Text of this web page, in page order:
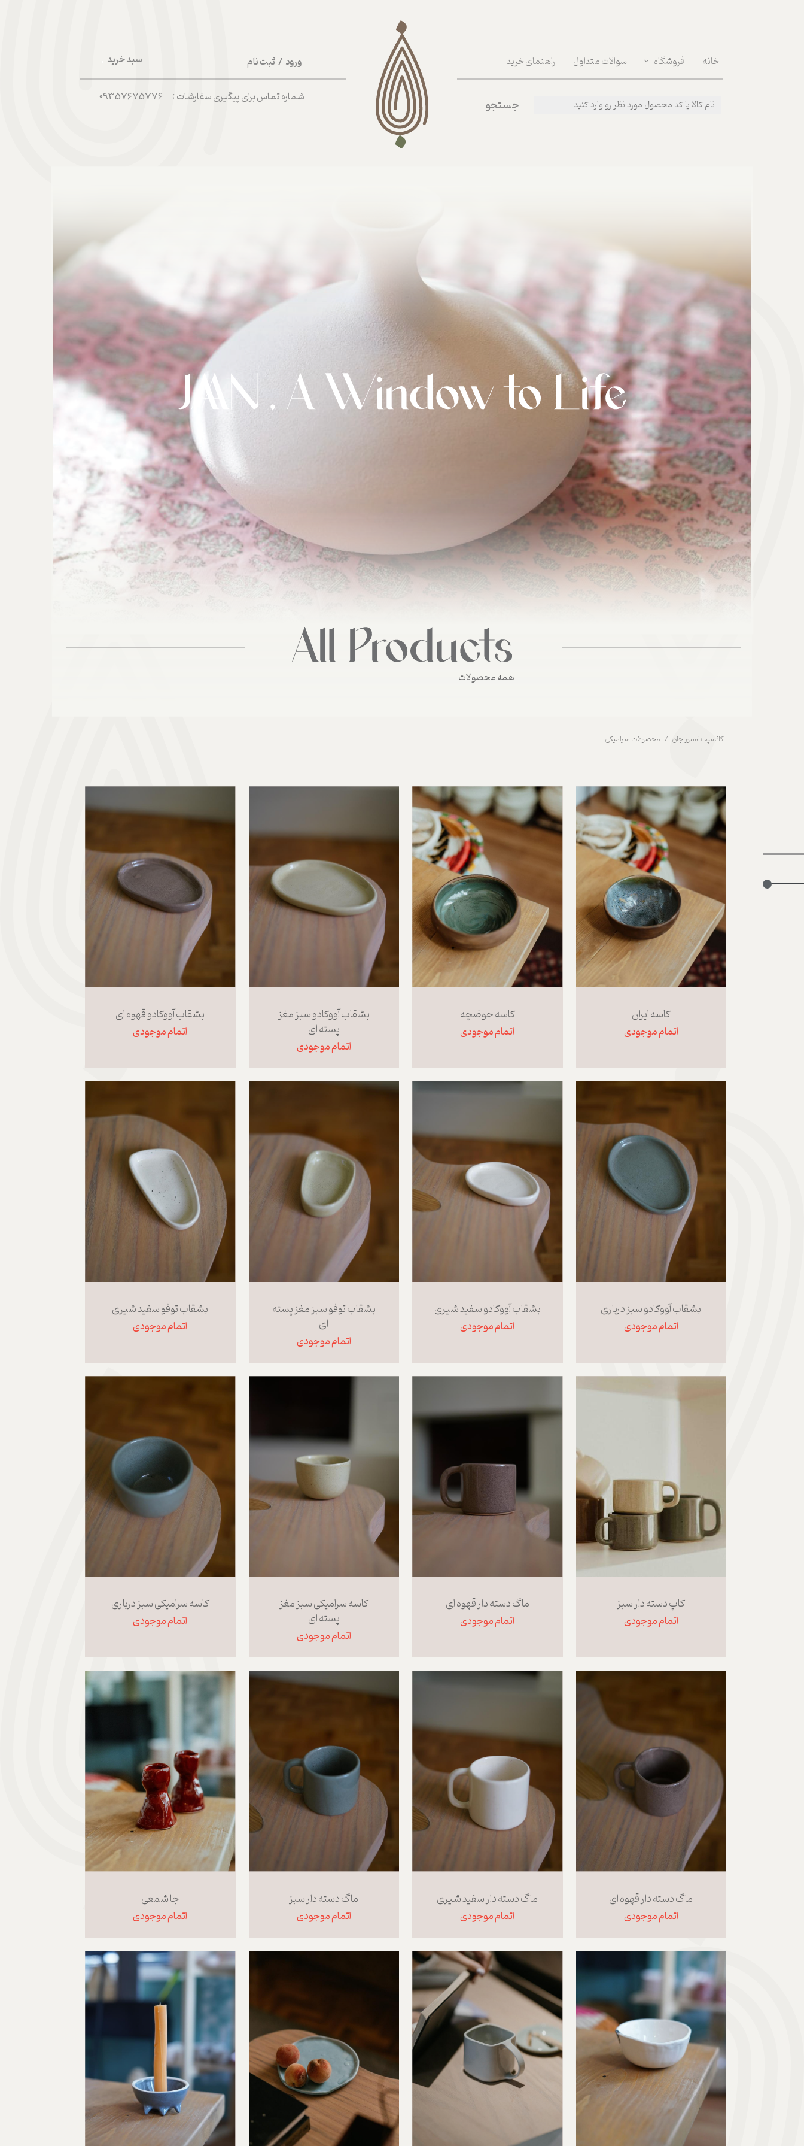
سبد خرید ورود / ثبت نام
حساب کاربری من
تغییر گذر واژه
خانه فروشگاه سوالات متداول راهنمای خرید
شماره تماس برای پیگیری سفارشات : 09357675776
جستجو
همه محصولات
کانسپت استور جان محصولات سرامیکی
کاسه ایران
اتمام موجودی
کاسه حوضچه
اتمام موجودی
بشقاب آووکادو سبز مغز
پسته ای
اتمام موجودی
بشقاب آووکادو قهوه ای
اتمام موجودی
بشقاب آووکادو سبز درباری
اتمام موجودی
بشقاب آووکادو سفید شیری
اتمام موجودی
بشقاب توفو سبز مغز پسته
ای
اتمام موجودی
بشقاب توفو سفید شیری
اتمام موجودی
کاپ دسته دار سبز
اتمام موجودی
ماگ دسته دار قهوه ای
اتمام موجودی
کاسه سرامیکی سبز مغز
پسته ای
اتمام موجودی
کاسه سرامیکی سبز درباری
اتمام موجودی
ماگ دسته دار قهوه ای
اتمام موجودی
ماگ دسته دار سفید شیری
اتمام موجودی
ماگ دسته دار سبز
اتمام موجودی
جا شمعی
اتمام موجودی